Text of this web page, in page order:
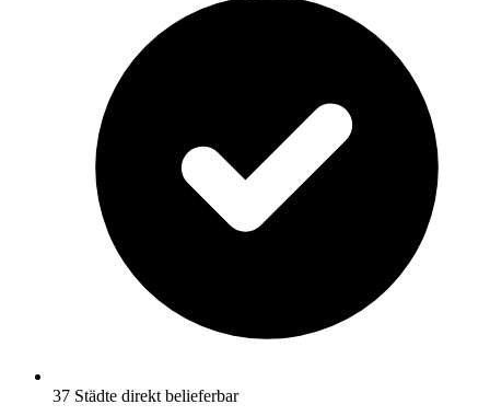
37 Städte direkt belieferbar